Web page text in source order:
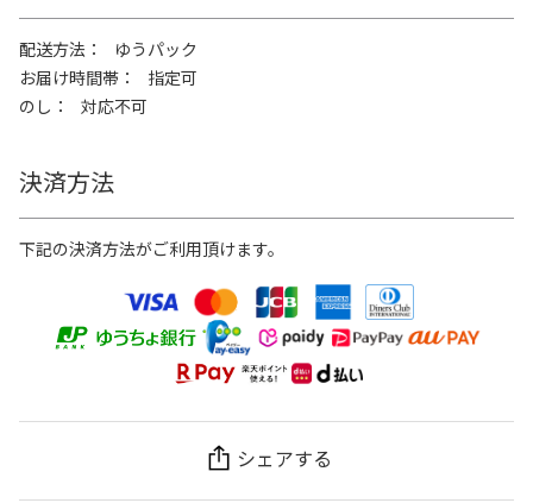
配送方法
ゆうパック
お届け時間帯
指定可
のし
対応不可
決済方法
下記の決済方法がご利用頂けます。
シェアする